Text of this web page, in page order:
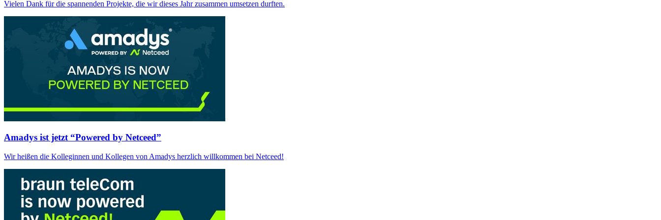
Vielen Dank für die spannenden Projekte, die wir dieses Jahr zusammen umsetzen durften.
Amadys ist jetzt “Powered by Netceed”
Wir heißen die Kolleginnen und Kollegen von Amadys herzlich willkommen bei Netceed!